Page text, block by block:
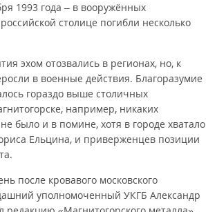
1993 года – в вооружённых
столице погибли несколько
эхом отозвались в регионах, но, к
в военные действия. Благоразумие
гораздо выше столичных
например, никаких
было и в помине, хотя в городе хватало
Ельцина, и приверженцев позиции
после кровавого московского
уполномоченный УКГБ Александр